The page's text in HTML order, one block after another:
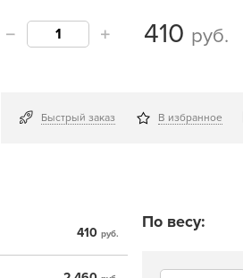
410 руб.
Быстрый заказ В избранное
410руб.
По весу: